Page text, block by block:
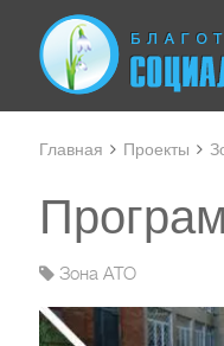
Главная Проекты
Зона АТО